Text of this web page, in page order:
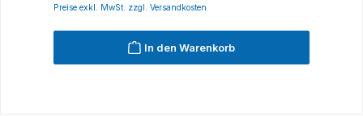
Preise exkl. MwSt. zzgl. Versandkosten
In den Warenkorb